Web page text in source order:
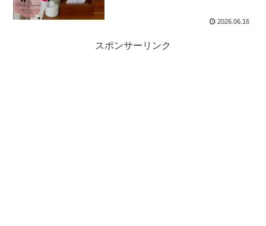
2026.06.16
スポンサーリンク